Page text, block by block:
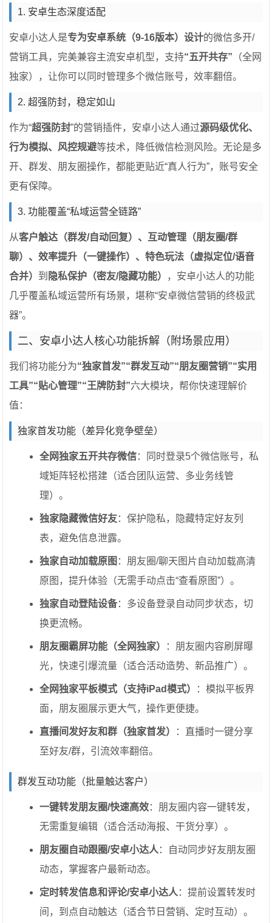
1. 安卓生态深度适配
安卓小达人是专为安卓系统（9-16版本）设计的微信多开/
营销工具，完美兼容主流安卓机型，支持“五开共存” （全网
独家），让你可以同时管理多个微信账号，效率翻倍。
2. 超强防封，稳定如山
作为“超强防封”的营销插件，安卓小达人通过源码级优化、
行为模拟、风控规避等技术，降低微信检测风险。无论是多
开、群发、朋友圈操作，都能更贴近“真人行为”，账号安全
更有保障。
3. 功能覆盖“私域运营全链路”
从客户触达（群发/自动回复）、互动管理（朋友圈/群
聊）、效率提升（一键操作）、特色玩法（虚拟定位/语音
合并） 到 隐私保护（密友/隐藏功能） ，安卓小达人的功能
几乎覆盖私域运营所有场景，堪称“安卓微信营销的终极武
器”。
二、安卓小达人核心功能拆解（附场景应用）
我们将功能分为“独家首发”“群发互动”“朋友圈营销”“实用
工具”“贴心管理”“王牌防封”六大模块，帮你快速理解价
值：
独家首发功能（差异化竞争壁垒）
全网独家五开共存微信：同时登录5个微信账号，私
域矩阵轻松搭建（适合团队运营、多业务线管
理）。
独家隐藏微信好友：保护隐私，隐藏特定好友列
表，避免信息泄露。
独家自动加载原图 ：朋友圈/聊天图片自动加载高清
原图，提升体验（无需手动点击“查看原图”）。
独家自动登陆设备：多设备登录自动同步状态，切
换更流畅。
朋友圈霸屏功能（全网独家）
：朋友圈内容刷屏曝
光，快速引爆流量（适合活动造势、新品推广）。
全网独家平板模式（支持iPad模式）
：模拟平板界
面，朋友圈展示更大气，操作更便捷。
直播间发好友和群（独家首发）
：直播时一键分享
至好友/群，引流效率翻倍。
群发互动功能（批量触达客户）
一键转发朋友圈/快速高效：朋友圈内容一键转发，
无需重复编辑（适合活动海报、干货分享）。
朋友圈自动跟圈/安卓小达人 ：自动同步好友朋友圈
动态，掌握客户最新动态。
定时转发信息和评论/安卓小达人 ：提前设置转发时
间，到点自动触达（适合节日营销、定时互动）。